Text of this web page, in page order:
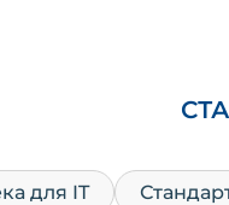
для IT